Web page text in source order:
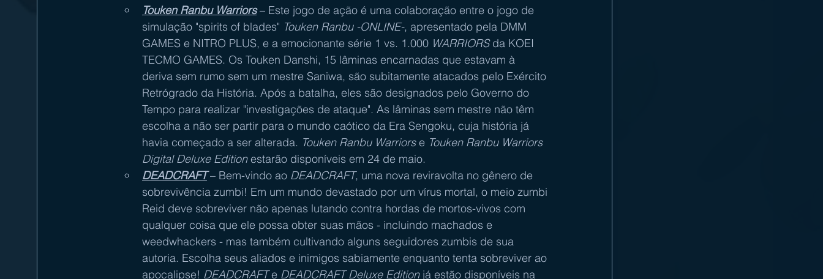
Touken Ranbu Warriors – Este jogo de ação é uma colaboração entre o jogo de
simulação "spirits of blades" Touken Ranbu -ONLINE-, apresentado pela DMM
GAMES e NITRO PLUS, e a emocionante série 1 vs. 1.000 WARRIORS da KOEI
TECMO GAMES. Os Touken Danshi, 15 lâminas encarnadas que estavam à
deriva sem rumo sem um mestre Saniwa, são subitamente atacados pelo Exército
Retrógrado da História. Após a batalha, eles são designados pelo Governo do
Tempo para realizar "investigações de ataque". As lâminas sem mestre não têm
escolha a não ser partir para o mundo caótico da Era Sengoku, cuja história já
havia começado a ser alterada. Touken Ranbu Warriors e Touken Ranbu Warriors
Digital Deluxe Edition estarão disponíveis em 24 de maio.
DEADCRAFT – Bem-vindo ao DEADCRAFT, uma nova reviravolta no gênero de
sobrevivência zumbi! Em um mundo devastado por um vírus mortal, o meio zumbi
Reid deve sobreviver não apenas lutando contra hordas de mortos-vivos com
qualquer coisa que ele possa obter suas mãos - incluindo machados e
weedwhackers - mas também cultivando alguns seguidores zumbis de sua
autoria. Escolha seus aliados e inimigos sabiamente enquanto tenta sobreviver ao
apocalipse! DEADCRAFT e DEADCRAFT Deluxe Edition já estão disponíveis na